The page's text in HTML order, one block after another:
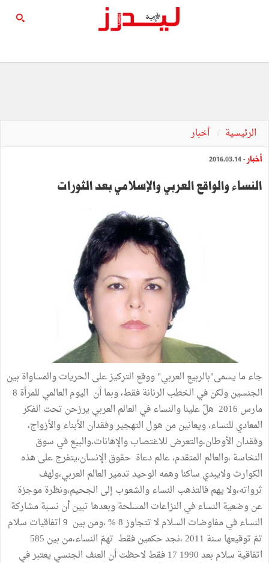
الرئيسية أخبار
أخبار - 2016.03.14
النساء والواقع العربي والإسلامي بعد الثورات
جاء ما يسمى"بالربيع العربي" ووقع التركيز على الحريات والمساواة بين
الجنسين ولكن في الخطب الرنانة فقط، وبما أن اليوم العالمي للمرأة 8
مارس 2016 هلّ علينا والنساء في العالم العربي يرزحن تحت الفكر
المعادي للنساء، ويعانين من هول التهجير وفقدان الأبناء والأزواج،
وفقدان الأوطان،والتعرض للاغتصاب والإهانات،والبيع في سوق
النخاسة ،والعالم المتقدم، عالم دعاة حقوق الإنسان،يتفرج على هذه
الكوارث ولايبدي ساكنا وهمه الوحيد تدمير العالم العربي،ولهف
ثرواته،ولا يهم فالتذهب النساء والشعوب إلى الجحيم،ونظرة موجزة
عن وضعية النساء في النزاعات المسلحة وبعدها تبين أن نسبة مشاركة
النساء في مفاوضات السلام لا تتجاوز 8 % ،ومن بين 9 اتفاقيات سلام
تمّ توقيعها سنة 2011 ،نجد حكمين فقط تهمّ النساء،من بين 585
اتفاقية سلام بعد 1990 17 فقط لاحظت أن العنف الجنسي يعتبر في